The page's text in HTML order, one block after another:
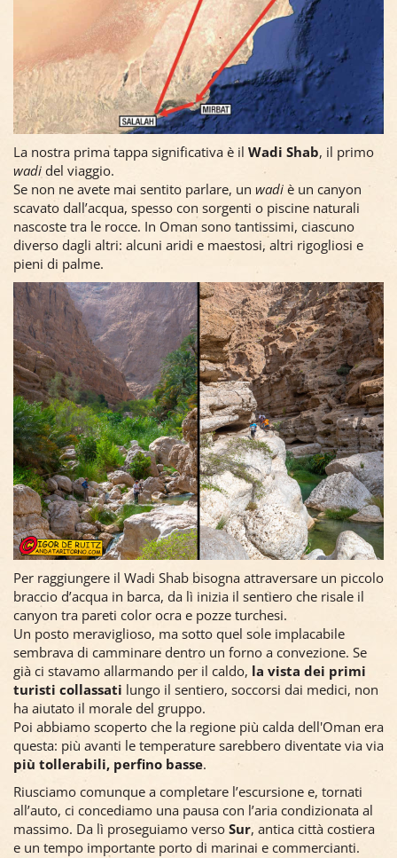
La nostra prima tappa significativa è il Wadi Shab, il primo
wadi del viaggio.
Se non ne avete mai sentito parlare, un wadi è un canyon
scavato dall’acqua, spesso con sorgenti o piscine naturali
nascoste tra le rocce. In Oman sono tantissimi, ciascuno
diverso dagli altri: alcuni aridi e maestosi, altri rigogliosi e
pieni di palme.
Per raggiungere il Wadi Shab bisogna attraversare un piccolo
braccio d’acqua in barca, da lì inizia il sentiero che risale il
canyon tra pareti color ocra e pozze turchesi.
Un posto meraviglioso, ma sotto quel sole implacabile
sembrava di camminare dentro un forno a convezione. Se
già ci stavamo allarmando per il caldo, la vista dei primi
turisti collassati lungo il sentiero, soccorsi dai medici, non
ha aiutato il morale del gruppo.
Poi abbiamo scoperto che la regione più calda dell'Oman era
questa: più avanti le temperature sarebbero diventate via via
più tollerabili, perfino basse.
Riusciamo comunque a completare l’escursione e, tornati
all’auto, ci concediamo una pausa con l’aria condizionata al
massimo. Da lì proseguiamo verso Sur, antica città costiera
e un tempo importante porto di marinai e commercianti.